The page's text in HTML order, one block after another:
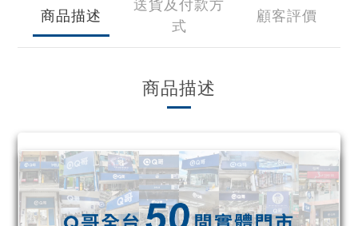
商品描述
送貨及付款方
式
顧客評價
商品描述